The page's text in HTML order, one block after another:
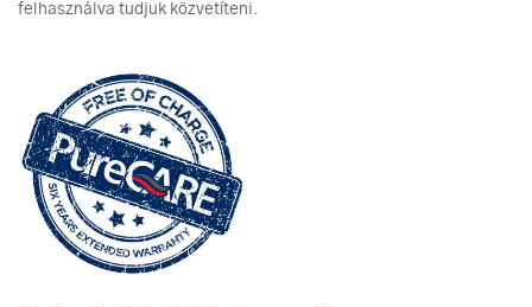
felhasználva tudjuk közvetíteni.